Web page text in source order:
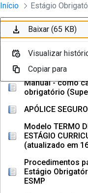
Pular para o Conteúdo
Divisão
Início Estágio
Ordenar Filtro
INSTITUIÇÕES
COM MPPE
Manual - como
obrigatório
APÓLICE
Modelo TERMO
ESTÁGIO
(atualizado em
Procedimentos
Estágio
ESMP
Baixar (263 KB)
Visualizar
Copiar para
Baixar (112 KB)
Visualizar
Copiar para
Baixar (161 KB)
Visualizar
Copiar para
Baixar (86 KB)
Visualizar
Copiar para
Baixar (108 KB)
Visualizar
Copiar para
Baixar (107 KB)
Visualizar
Copiar para
Baixar (65 KB)
Visualizar
Copiar para